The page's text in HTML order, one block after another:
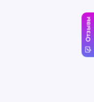
в интернете,
Отзывы